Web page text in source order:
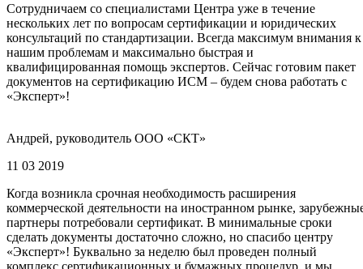
Сотрудничаем со специалистами Центра уже в течение
нескольких лет по вопросам сертификации и юридических
консультаций по стандартизации. Всегда максимум внимания к
нашим проблемам и максимально быстрая и
квалифицированная помощь экспертов. Сейчас готовим пакет
документов на сертификацию ИСМ – будем снова работать с
«Эксперт»!
Андрей, руководитель ООО «СКТ»
11 03 2019
Когда возникла срочная необходимость расширения
коммерческой деятельности на иностранном рынке,
партнеры потребовали сертификат. В минимальные сроки
сделать документы достаточно сложно, но спасибо центру
«Эксперт»! Буквально за неделю был проведен полный
комплекс сертификационных и бумажных процедур, и мы